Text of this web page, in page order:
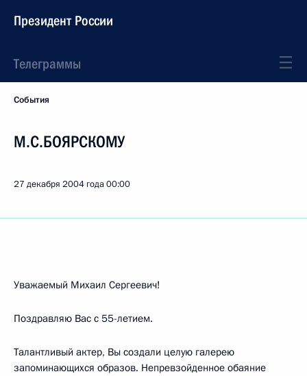
Президент России
Телеграммы
События
М.С.БОЯРСКОМУ
27 декабря 2004 года00:00
Уважаемый Михаил Сергеевич!
Поздравляю Вас с 55-летием.
Талантливый актер, Вы создали целую галерею
запоминающихся образов. Непревзойденное обаяние